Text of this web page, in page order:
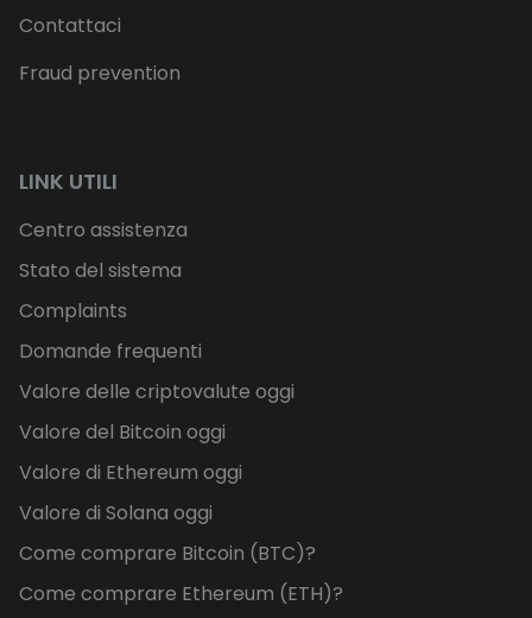
Contattaci
Fraud prevention
LINK UTILI
Centro assistenza
Stato del sistema
Complaints
Domande frequenti
Valore delle criptovalute oggi
Valore del Bitcoin oggi
Valore di Ethereum oggi
Valore di Solana oggi
Come comprare Bitcoin (BTC)?
Come comprare Ethereum (ETH)?